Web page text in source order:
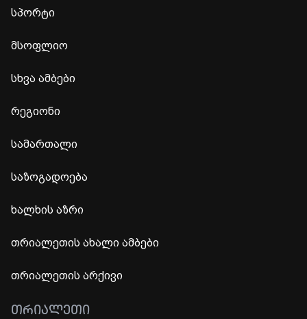
სპორტი
მსოფლიო
სხვა ამბები
რეგიონი
სამართალი
საზოგადოება
ხალხის აზრი
თრიალეთის ახალი ამბები
თრიალეთის არქივი
ᲗᲠᲘᲐᲚᲔᲗᲘ